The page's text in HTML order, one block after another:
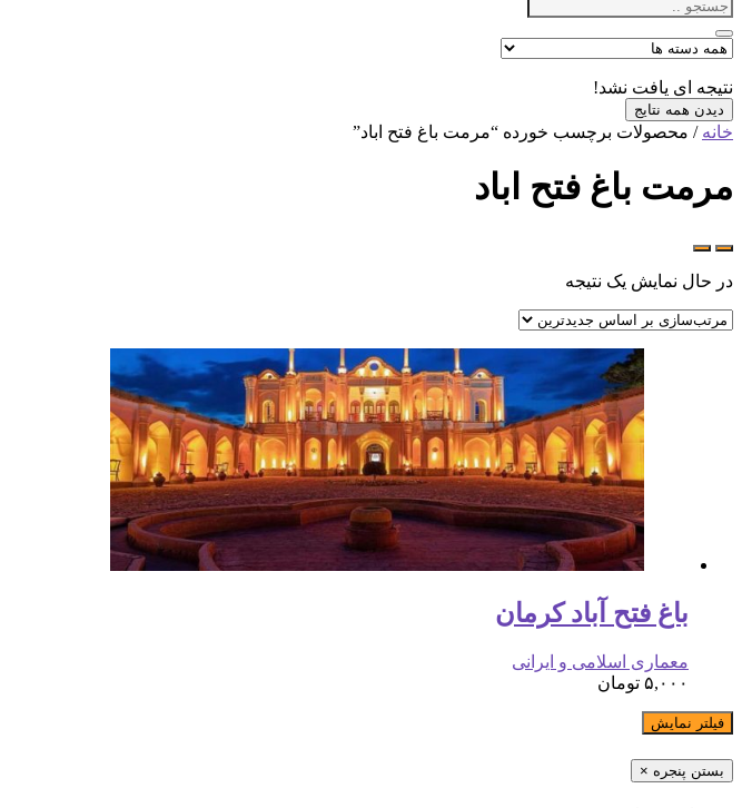
نتیجه ای یافت نشد!
دیدن همه نتایج
خانه / محصولات برچسب خورده “مرمت باغ فتح اباد”
مرمت باغ فتح اباد
در حال نمایش یک نتیجه
باغ فتح آباد کرمان
معماری اسلامی و ایرانی
۵,۰۰۰ تومان
فیلتر نمایش
بستن پنجره ×